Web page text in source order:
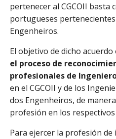
pertenecer al CGCOII basta
portugueses
Engenheiros.
El objetivo de dicho acuerdo
el proceso de
profesionales de
en el CGCOII y de los
dos Engenheiros, de
profesión en los respectivos
Para ejercer la profesión